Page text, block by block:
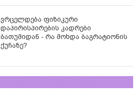
ვრცელდება ფიზიკური
დაპირისპირების კადრები
ბათუმიდან - რა მოხდა ბაგრატიონის
ქუჩაზე?